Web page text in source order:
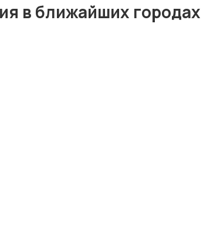
в ближайших городах